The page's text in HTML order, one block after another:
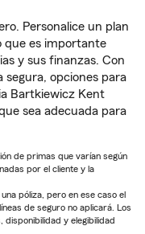
Personalice un plan
que es importante
y sus finanzas. Con
segura, opciones para
Bartkiewicz Kent
sea adecuada para
de primas que varían según
por el cliente y la
póliza, pero en ese caso el
de seguro no aplicará. Los
y elegibilidad